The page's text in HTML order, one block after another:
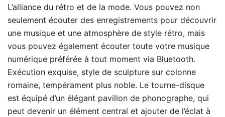
L’alliance du rétro et de la mode. Vous pouvez non
seulement écouter des enregistrements pour découvrir
une musique et une atmosphère de style rétro, mais
vous pouvez également écouter toute votre musique
numérique préférée à tout moment via Bluetooth.
Exécution exquise, style de sculpture sur colonne
romaine, tempérament plus noble. Le tourne-disque
est équipé d’un élégant pavillon de phonographe, qui
peut devenir un élément central et ajouter de l’éclat à